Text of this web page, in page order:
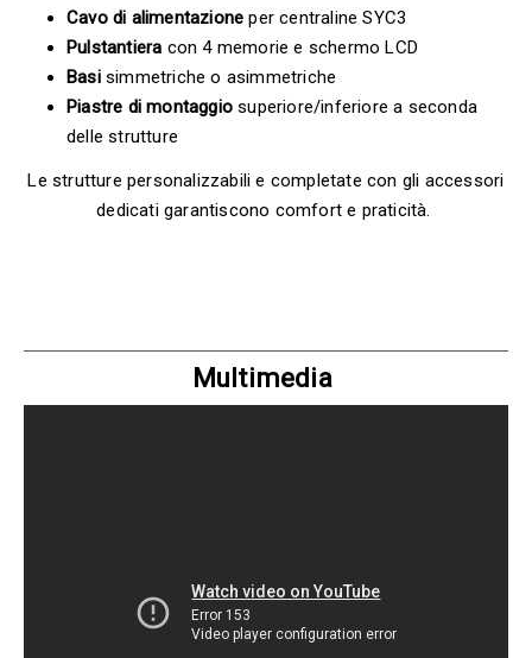
Cavo di alimentazioneper centraline SYC3
Pulstantiera con 4 memorie e schermo LCD
Basi simmetriche o asimmetriche
Piastre di montaggio superiore/inferiore a seconda
delle strutture
Le strutture personalizzabili e completate con gli accessori
dedicati garantiscono comfort e praticità.
Multimedia